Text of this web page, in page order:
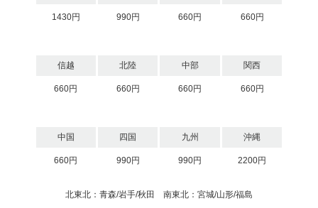
1430円 990円 660円 660円
信越 北陸 中部 関西
660円 660円 660円 660円
中国 四国 九州 沖縄
660円 990円 990円 2200円
北東北：青森/岩手/秋田 南東北：宮城/山形/福島